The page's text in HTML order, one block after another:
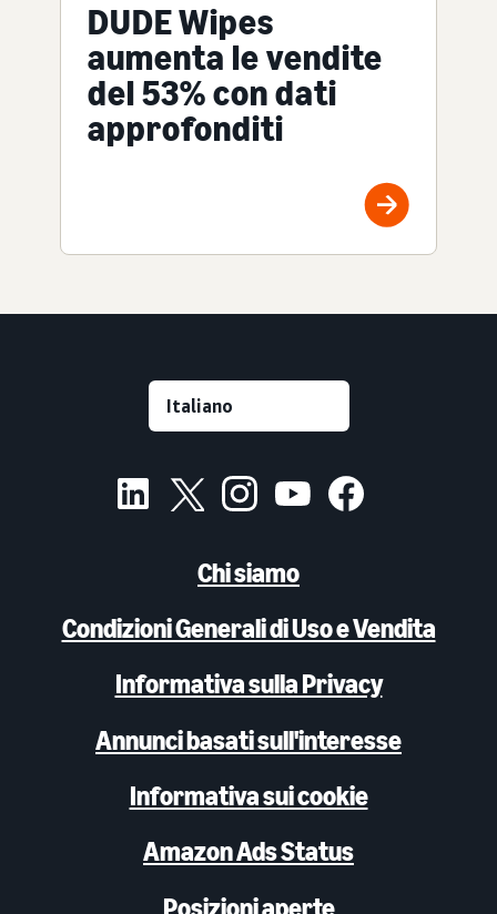
DUDE Wipes
aumenta le vendite
del 53% con dati
approfonditi
Chi siamo
Condizioni Generali di Uso e Vendita
Informativa sulla Privacy
Annunci basati sull'interesse
Informativa sui cookie
Amazon Ads Status